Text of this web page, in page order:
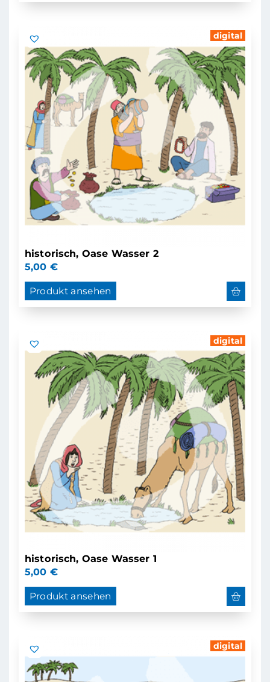
digital
historisch, Oase Wasser 2
5,00 €
Produkt ansehen
digital
historisch, Oase Wasser 1
5,00 €
Produkt ansehen
digital